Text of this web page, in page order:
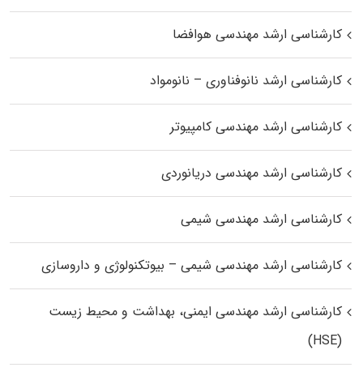
کارشناسی ارشد مهندسی هوافضا
کارشناسی ارشد نانوفناوری – نانومواد
کارشناسی ارشد مهندسی کامپیوتر
کارشناسی ارشد مهندسی دریانوردی
کارشناسی ارشد مهندسی شیمی
کارشناسی ارشد مهندسی شیمی – بیوتکنولوژی و داروسازی
کارشناسی ارشد مهندسی ایمنی، بهداشت و محیط زیست
(HSE)